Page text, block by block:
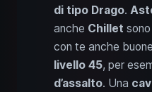
di tipo Drago.
anche Chillet
con te anche buone
livello 45, per
d’assalto. Una